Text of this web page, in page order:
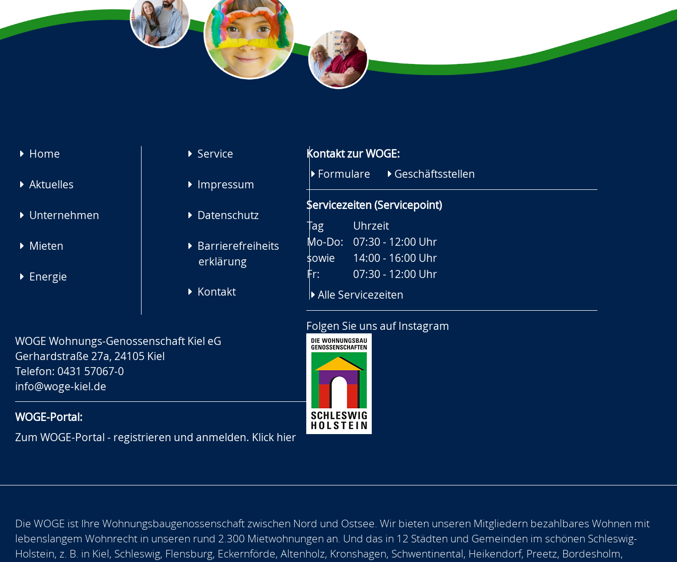
Navigation
Home
Aktuelles
Unternehmen
Mieten
Energie
Service
Impressum
Datenschutz
Barrierefreiheits
erklärung
Kontakt
Kontakt zur WOGE:
Formulare
Geschäftsstellen
Servicezeiten (Servicepoint)
Tag
Uhrzeit
Mo-Do:
07:30 - 12:00 Uhr
sowie
14:00 - 16:00 Uhr
Fr:
07:30 - 12:00 Uhr
Alle Servicezeiten
Folgen Sie uns auf Instagram
WOGE Wohnungs-Genossenschaft Kiel eG
Gerhardstraße 27a, 24105 Kiel
Telefon: 0431 57067-0
info@woge-kiel.de
WOGE-Portal:
Zum WOGE-Portal - registrieren und anmelden. Klick hier
Die WOGE ist Ihre Wohnungsbaugenossenschaft zwischen Nord und Ostsee. Wir bieten unseren Mitgliedern bezahlbares Wohnen mit
lebenslangem Wohnrecht in unseren rund 2.300 Mietwohnungen an. Und das in 12 Städten und Gemeinden im schönen Schleswig-
Holstein, z. B. in Kiel, Schleswig, Flensburg, Eckernförde, Altenholz, Kronshagen, Schwentinental, Heikendorf, Preetz, Bordesholm,